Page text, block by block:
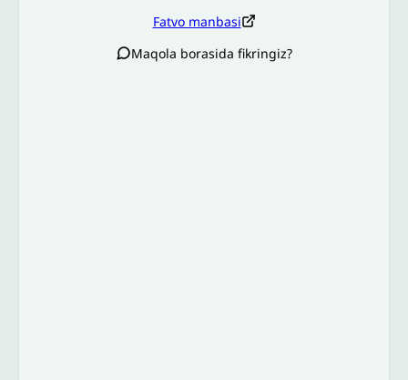
Fatvo manbasi
Maqola borasida fikringiz?